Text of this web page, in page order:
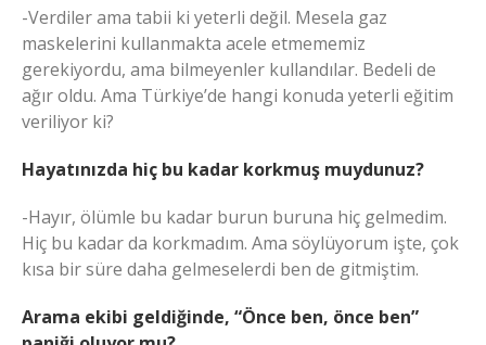
-Verdiler ama tabii ki yeterli değil. Mesela gaz
maskelerini kullanmakta acele etmememiz
gerekiyordu, ama bilmeyenler kullandılar. Bedeli de
ağır oldu. Ama Türkiye’de hangi konuda yeterli eğitim
veriliyor ki?
Hayatınızda hiç bu kadar korkmuş muydunuz?
-Hayır, ölümle bu kadar burun buruna hiç gelmedim.
Hiç bu kadar da korkmadım. Ama söylüyorum işte, çok
kısa bir süre daha gelmeselerdi ben de gitmiştim.
Arama ekibi geldiğinde, “Önce ben, önce ben”